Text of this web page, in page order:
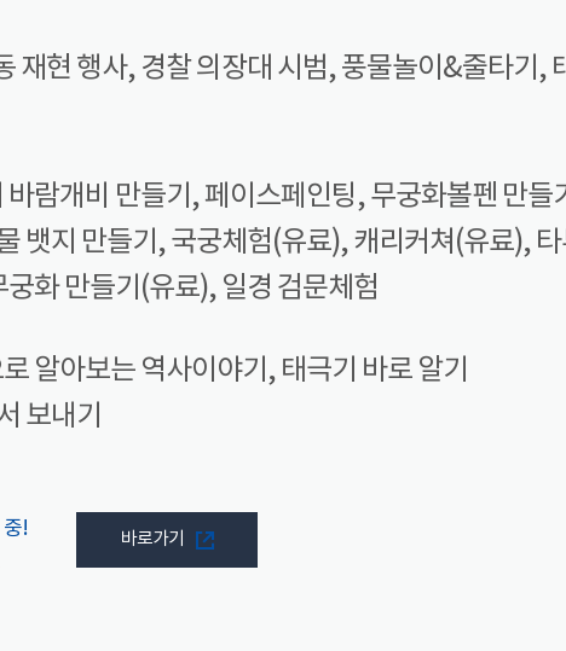
재현 행사, 경찰 의장대 시범, 풍물놀이&줄타기,
람개비 만들기, 페이스페인팅, 무궁화볼펜 만들
뱃지 만들기, 국궁체험(유료), 캐리커쳐(유료),
화 만들기(유료), 일경 검문체험
알아보는 역사이야기, 태극기 바로 알기
보내기
중!
바로가기